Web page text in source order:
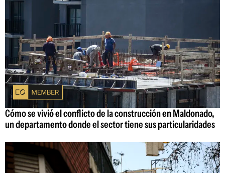
Cómo se vivió el conflicto de la construcción en Maldonado,
un departamento donde el sector tiene sus particularidades